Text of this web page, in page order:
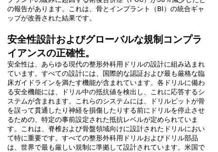
の報告があります。これは、骨とインプラント（BI）の統合ギャ
ップが改善された結果です。
安全性設計およびグローバルな規制コンプラ
イアンスの正確性。
安全性は、あらゆる現代の整形外科用ドリルの設計に組み込まれ
ています。すべての設計には、国際的な認証および最も厳格な臨
床ガイドラインを満たす機能が含まれています。各ドリルに備わ
る安全機能には、ドリル中の抵抗値を検出し、これに応答するシ
ステムが含まれます。これらのシステムには、ドリルビットが骨
を誤って貫通したり神経を損傷したりする前にドリルを停止させ
るための、特定の事前設定された抵抗レベルが定められていま
す。これは、脊椎および骨盤領域向けに設計されたドリルにおい
て特に重要です。すべての整形外科用ドリルおよびドリル部品
は、世界で最も厳しい規制に準拠して設計されています。米国で